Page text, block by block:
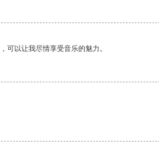
可以让我尽情享受音乐的魅力。